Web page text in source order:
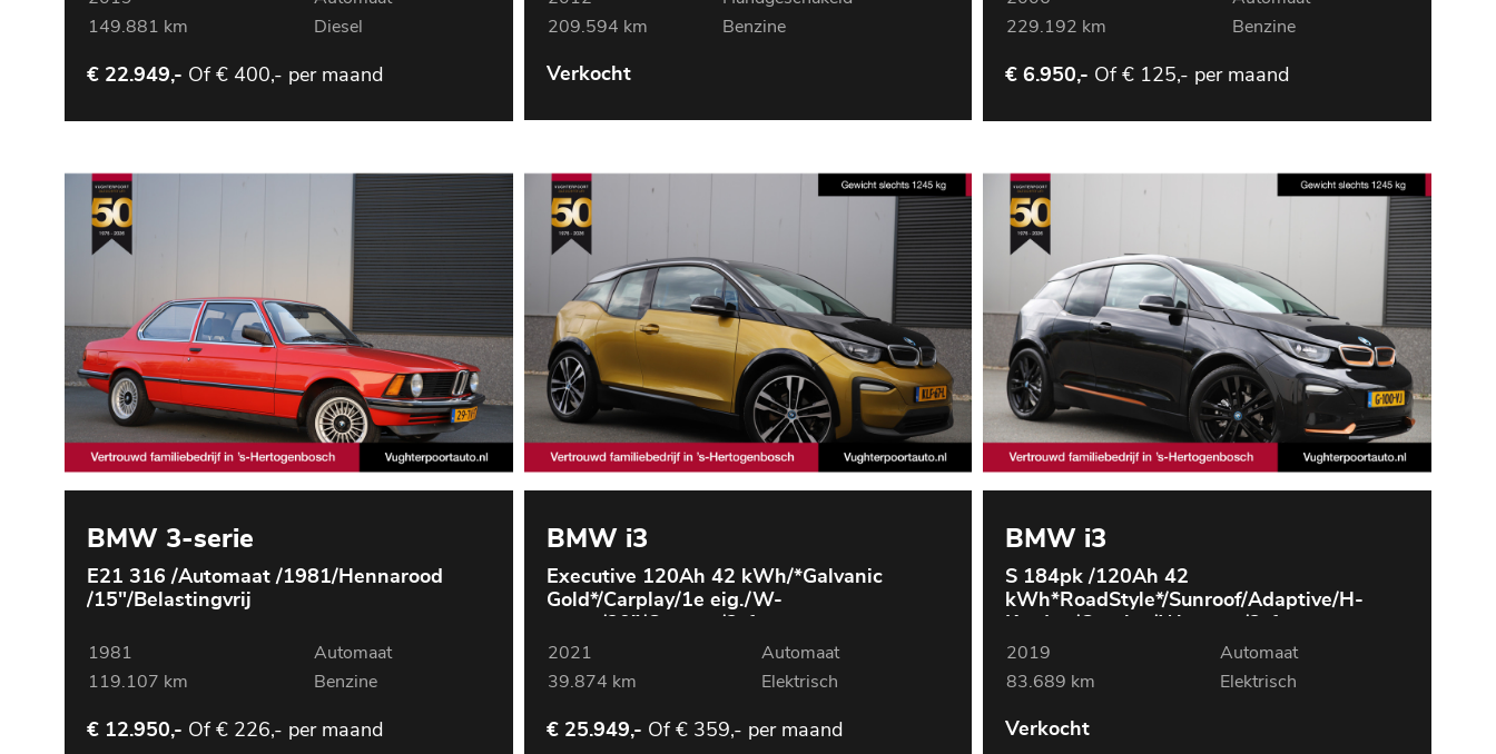
149.881 km
Diesel
€ 22.949,- Of € 400,- per maand
209.594 km
Benzine
Verkocht
229.192 km
Benzine
€ 6.950,- Of € 125,- per maand
BMW 3-serie
E21 316 /Automaat /1981/Hennarood
/15"/Belastingvrij
1981
Automaat
119.107 km
Benzine
€ 12.950,- Of € 226,- per maand
BMW i3
Executive 120Ah 42 kWh/*Galvanic
Gold*/Carplay/1e eig./W-
2021
Automaat
39.874 km
Elektrisch
€ 25.949,- Of € 359,- per maand
BMW i3
S 184pk /120Ah 42
kWh*RoadStyle*/Sunroof/Adaptive/H-
2019
Automaat
83.689 km
Elektrisch
Verkocht